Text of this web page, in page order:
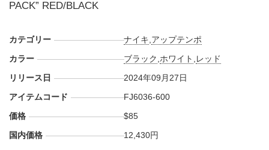
PACK” RED/BLACK
カテゴリー ナイキ アップテンポ
カラー
ブラック ホワイト レッド
リリース日
2024年09月27日
アイテムコード
FJ6036-600
価格
$85
国内価格
12,430円